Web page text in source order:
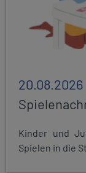
20.08.2026
Kinder und
Spielen in die